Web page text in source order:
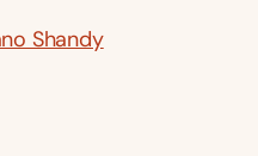
Shandy